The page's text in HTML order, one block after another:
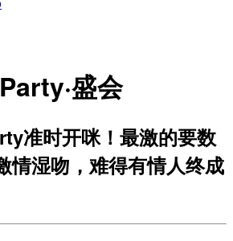
盛会
准时开咪！最激的要数
情湿吻，难得有情人终成